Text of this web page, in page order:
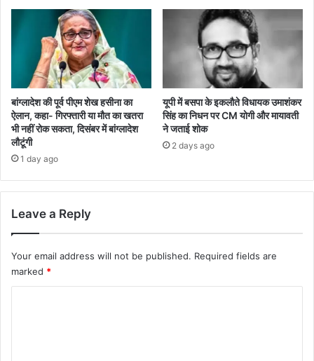
बांग्लादेश की पूर्व पीएम शेख हसीना का
ऐलान, कहा- गिरफ्तारी या मौत का खतरा
भी नहीं रोक सकता, दिसंबर में बांग्लादेश
लौटूंगी
1 day ago
यूपी में बसपा के इकलौते विधायक उमाशंकर
सिंह का निधन पर CM याेगी और मायावती
ने जताई शोक
2 days ago
Leave a Reply
Your email address will not be published. Required fields are
marked *